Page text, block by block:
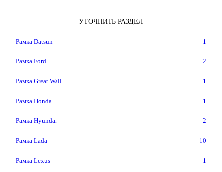
УТОЧНИТЬ РАЗДЕЛ
Рамка Datsun 1
Рамка Ford 2
Рамка Great Wall 1
Рамка Honda 1
Рамка Hyundai 2
Рамка Lada 10
Рамка Lexus 1